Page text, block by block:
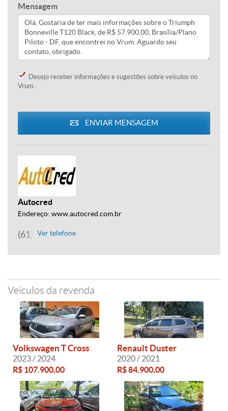
Mensagem
Desejo receber informações e sugestões sobre veículos no
Vrum.
ENVIAR MENSAGEM
Autocred
Endereço: www.autocred.com.br
(61) 9288-9231
Ver telefone
Veículos da revenda
Volkswagen T Cross
2023 / 2024
R$ 107.900,00
Renault Duster
2020 / 2021
R$ 84.900,00